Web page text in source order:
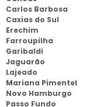
Carlos Barbosa
Caxias do Sul
Erechim
Farroupilha
Garibaldi
Jaguarão
Lajeado
Mariana Pimentel
Novo Hamburgo
Passo Fundo